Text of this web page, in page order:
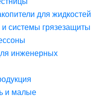
для жидкостей
системы грязезащиты
инженерных
и малые